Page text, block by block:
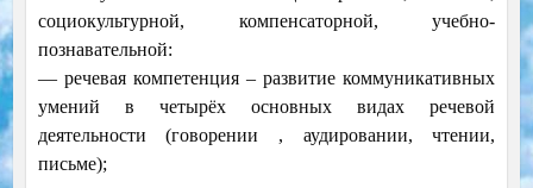
социокультурной, компенсаторной, учебно-
познавательной:
— речевая компетенция – развитие коммуникативных
умений в четырёх основных видах речевой
деятельности (говорении , аудировании, чтении,
письме);